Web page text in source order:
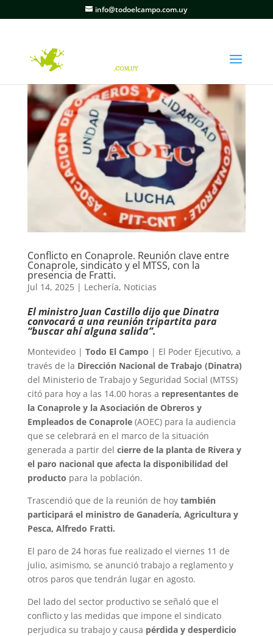
info@todoelcampo.com.uy
Conflicto en Conaprole. Reunión clave entre
Conaprole, sindicato y el MTSS, con la
presencia de Fratti.
Jul 14, 2025| Lechería, Noticias
El ministro Juan Castillo dijo que Dinatra
convocará a una reunión tripartita para
“buscar ahí alguna salida”.
Montevideo | Todo El Campo | El Poder Ejecutivo, a
través de la Dirección Nacional de Trabajo (Dinatra)
del Ministerio de Trabajo y Seguridad Social (MTSS)
citó para hoy a las 14.00 horas a representantes de
la Conaprole y la Asociación de Obreros y
Empleados de Conaprole (AOEC) para la audiencia
que se celebrará en el marco de la situación
generada a partir del cierre de la planta de Rivera y
el paro nacional que afecta la disponibilidad del
producto para la población.
Trascendió que de la reunión de hoy también
participará el ministro de Ganadería, Agricultura y
Pesca, Alfredo Fratti.
El paro de 24 horas fue realizado el viernes 11 de
julio, asimismo, se anunció trabajo a reglamento y
otros paros que tendrán lugar en agosto.
Del lado del sector productivo se señaló que el
conflicto y las medidas que impone el sindicato
perjudica su trabajo y causa pérdida y desperdicio